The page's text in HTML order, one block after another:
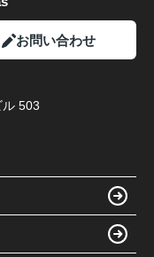
お問い合わせ
503